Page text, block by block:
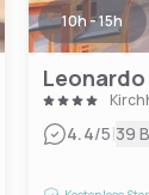
10h - 15h
4.4/5|39